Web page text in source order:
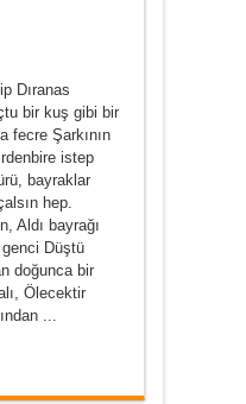
Dıranas
bir kuş gibi bir
fecre Şarkının
istep
bayraklar
hep.
Aldı bayrağı
Düştü
doğunca bir
Ölecektir
...